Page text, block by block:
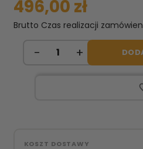
496,00 zł
Brutto Czas realizacji
KOSZT DOSTAWY